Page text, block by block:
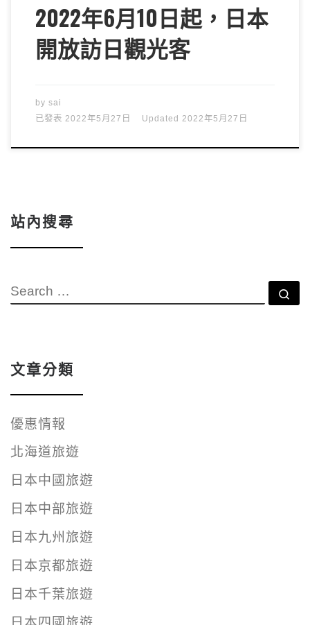
2022年6月10日起，日本
開放訪日觀光客
by sai
已發表 2022年5月27日 Updated 2022年5月27日
站內搜尋
SEARCH
文章分類
優惠情報
北海道旅遊
日本中國旅遊
日本中部旅遊
日本九州旅遊
日本京都旅遊
日本千葉旅遊